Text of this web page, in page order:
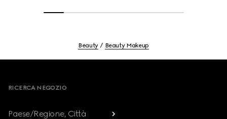
Beauty Beauty Makeup
RICERCA NEGOZIO
Paese/Regione, Città